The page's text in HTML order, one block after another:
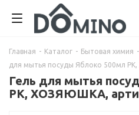
Главная - Каталог - Бытовая химия -
для мытья посуды Яблоко 500мл
Гель для мытья
РК, ХОЗЯЮШКА,